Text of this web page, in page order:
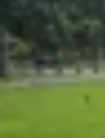
trên
Hồng Huệ
Ngày đăng:27/
27/
Theo dõi